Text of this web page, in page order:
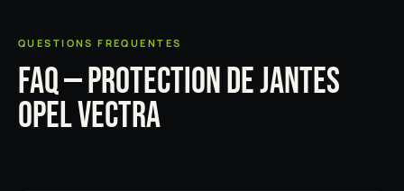
QUESTIONS FREQUENTES
FAQ — PROTECTION DE JANTES
OPEL VECTRA